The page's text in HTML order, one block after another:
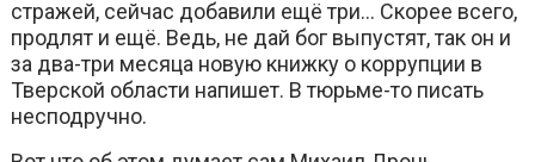
стражей, сейчас добавили ещё три… Скорее всего,
продлят и ещё. Ведь, не дай бог выпустят, так он и
за два-три месяца новую книжку о коррупции в
Тверской области напишет. В тюрьме-то писать
несподручно.